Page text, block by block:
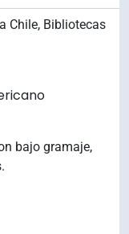
Chile, Bibliotecas
bajo gramaje,